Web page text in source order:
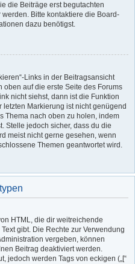
die Beiträge erst begutachten
Bitte kontaktiere die Board-
dazu benötigst.
Links in der Beitragsansicht
oben auf die erste Seite des Forums
nicht siehst, dann ist die Funktion
Markierung ist nicht genügend
Thema nach oben zu holen, indem
Stelle jedoch sicher, dass du die
meist nicht gerne gesehen, wenn
Themen geantwortet wird.
HTML, die dir weitreichende
gibt. Die Rechte zur Verwendung
vergeben, können
Beitrag deaktiviert werden.
jedoch werden Tags von eckigen („[“